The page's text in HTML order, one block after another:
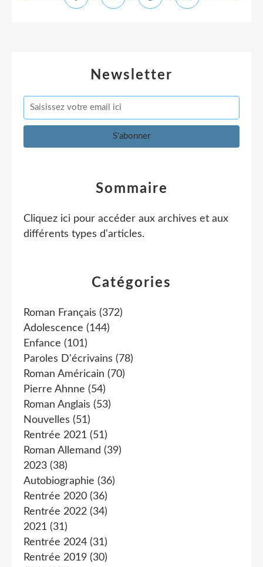
Newsletter
Catégories
Roman Français (372)
Adolescence (144)
Enfance (101)
Paroles D'écrivains (78)
Roman Américain (70)
Pierre Ahnne (54)
Roman Anglais (53)
Nouvelles (51)
Rentrée 2021 (51)
Roman Allemand (39)
2023 (38)
Autobiographie (36)
Rentrée 2020 (36)
Rentrée 2022 (34)
2021 (31)
Rentrée 2024 (31)
Rentrée 2019 (30)
Sommaire
Cliquez ici pour accéder aux archives et aux
différents types d'articles.